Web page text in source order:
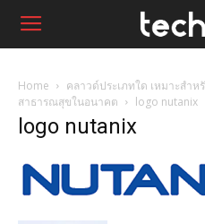
Home
คลาวด์ประเภทใด เหมาะสำ
สาธารณสุขในอนาคต
logo nutanix
logo nutanix